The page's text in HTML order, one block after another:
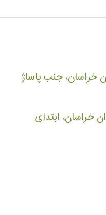
خراسان، جنب پاساژ
خراسان، ابتدای